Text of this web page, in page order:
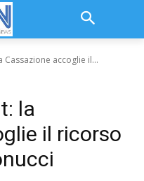
Cassazione accoglie il...
la
il ricorso